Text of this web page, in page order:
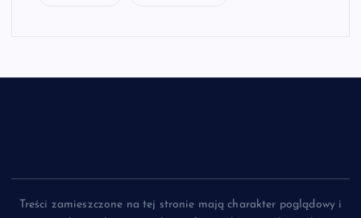
Treści zamieszczone na tej stronie mają charakter poglądowy i